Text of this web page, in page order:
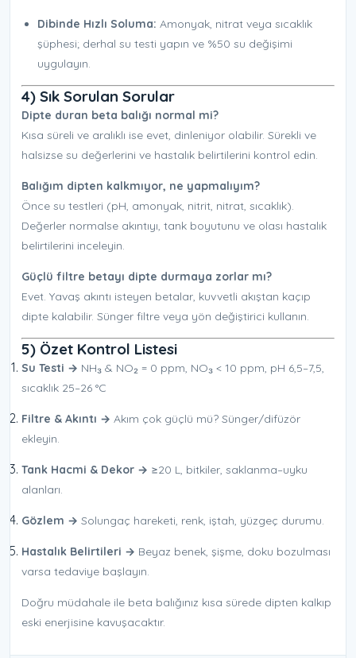
Dibinde Hızlı Soluma: Amonyak, nitrat veya sıcaklık
şüphesi; derhal su testi yapın ve %50 su değişimi
uygulayın.
4) Sık Sorulan Sorular
Dipte duran beta balığı normal mi?
Kısa süreli ve aralıklı ise evet, dinleniyor olabilir. Sürekli ve
halsizse su değerlerini ve hastalık belirtilerini kontrol edin.
Balığım dipten kalkmıyor, ne yapmalıyım?
Önce su testleri (pH, amonyak, nitrit, nitrat, sıcaklık).
Değerler normalse akıntıyı, tank boyutunu ve olası hastalık
belirtilerini inceleyin.
Güçlü filtre betayı dipte durmaya zorlar mı?
Evet. Yavaş akıntı isteyen betalar, kuvvetli akıştan kaçıp
dipte kalabilir. Sünger filtre veya yön değiştirici kullanın.
5) Özet Kontrol Listesi
Su Testi → NH₃ & NO₂ = 0 ppm, NO₃ < 10 ppm, pH 6,5–7,5,
sıcaklık 25–26 °C
Filtre & Akıntı → Akım çok güçlü mü? Sünger/difüzör
ekleyin.
Tank Hacmi & Dekor → ≥20 L, bitkiler, saklanma–uyku
alanları.
Gözlem → Solungaç hareketi, renk, iştah, yüzgeç durumu.
Hastalık Belirtileri → Beyaz benek, şişme, doku bozulması
varsa tedaviye başlayın.
Doğru müdahale ile beta balığınız kısa sürede dipten kalkıp
eski enerjisine kavuşacaktır.